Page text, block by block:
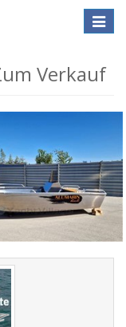
Toggle
Verkauf